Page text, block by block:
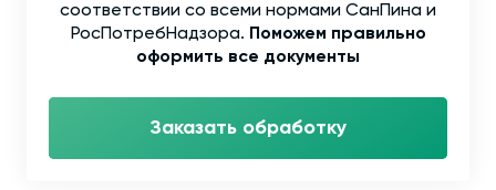
соответствии со всеми нормами СанПина и
РосПотребНадзора. Поможем правильно
оформить все документы
Заказать обработку